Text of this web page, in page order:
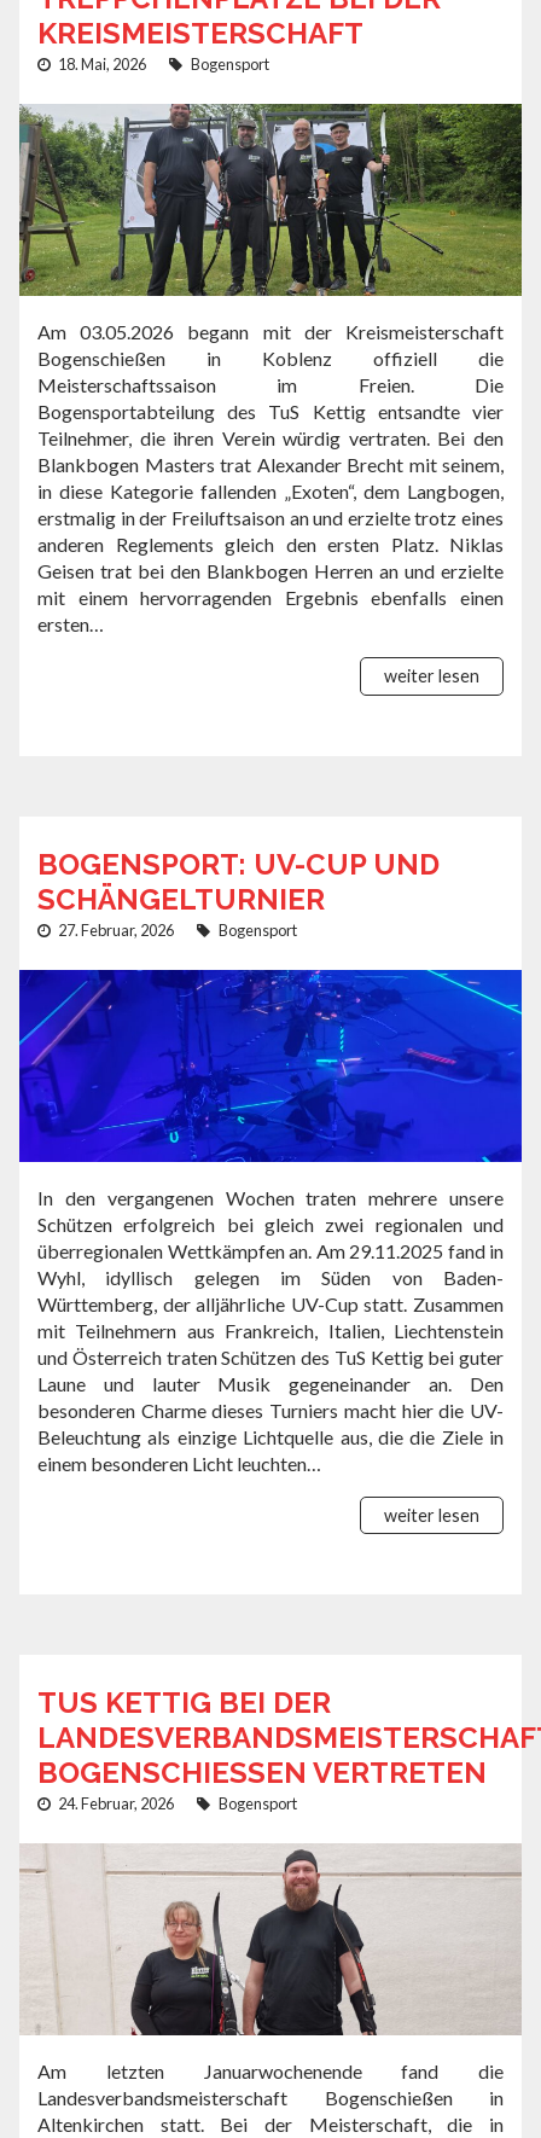
KREISMEISTERSCHAFT
18. Mai, 2026 Bogensport
Am 03.05.2026 begann mit der Kreismeisterschaft
Bogenschießen in Koblenz offiziell die
Meisterschaftssaison im Freien. Die
Bogensportabteilung des TuS Kettig entsandte vier
Teilnehmer, die ihren Verein würdig vertraten. Bei den
Blankbogen Masters trat Alexander Brecht mit seinem,
in diese Kategorie fallenden „Exoten“, dem Langbogen,
erstmalig in der Freiluftsaison an und erzielte trotz eines
anderen Reglements gleich den ersten Platz. Niklas
Geisen trat bei den Blankbogen Herren an und erzielte
mit einem hervorragenden Ergebnis ebenfalls einen
ersten…
weiter lesen
BOGENSPORT: UV-CUP UND
SCHÄNGELTURNIER
27. Februar, 2026 Bogensport
In den vergangenen Wochen traten mehrere unsere
Schützen erfolgreich bei gleich zwei regionalen und
überregionalen Wettkämpfen an. Am 29.11.2025 fand in
Wyhl, idyllisch gelegen im Süden von Baden-
Württemberg, der alljährliche UV-Cup statt. Zusammen
mit Teilnehmern aus Frankreich, Italien, Liechtenstein
und Österreich traten Schützen des TuS Kettig bei guter
Laune und lauter Musik gegeneinander an. Den
besonderen Charme dieses Turniers macht hier die UV-
Beleuchtung als einzige Lichtquelle aus, die die Ziele in
einem besonderen Licht leuchten…
weiter lesen
TUS KETTIG BEI DER
BOGENSCHIESSEN VERTRETEN
24. Februar, 2026 Bogensport
Am letzten Januarwochenende fand die
Landesverbandsmeisterschaft Bogenschießen in
Altenkirchen statt. Bei der Meisterschaft, die in